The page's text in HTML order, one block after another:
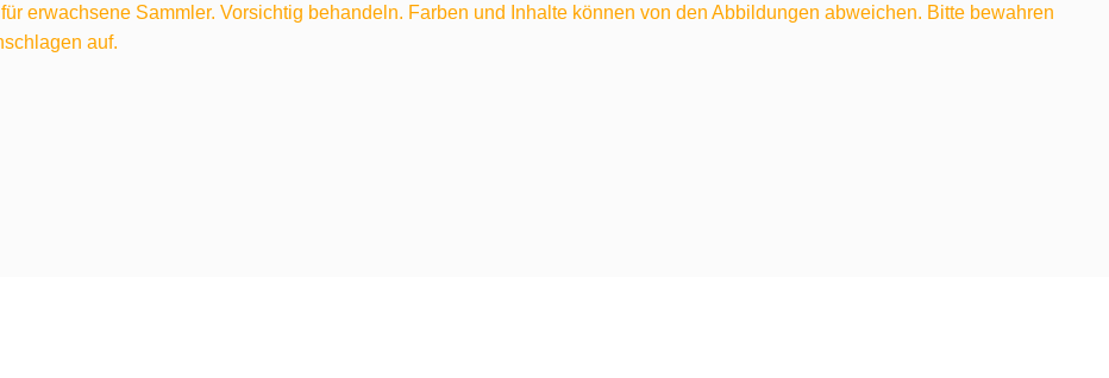
erwachsene Sammler. Vorsichtig behandeln. Farben und Inhalte können von den Abbildungen abweichen. Bitte bewahren
auf.